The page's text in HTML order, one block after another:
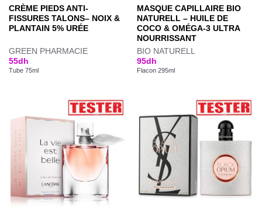
CRÈME PIEDS ANTI-
FISSURES TALONS– NOIX &
PLANTAIN 5% URÉE
GREEN PHARMACIE
55dh
Tube 75ml
MASQUE CAPILLAIRE BIO
NATURELL – HUILE DE
COCO & OMÉGA-3 ULTRA
NOURRISSANT
BIO NATURELL
95dh
Flacon 295ml